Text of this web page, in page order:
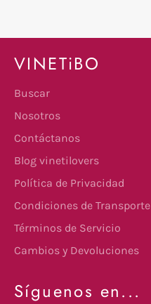
VINETiBO
Buscar
Nosotros
Contáctanos
Blog vinetilovers
Política de Privacidad
Condiciones de Transporte
Términos de Servicio
Cambios y Devoluciones
Síguenos en...